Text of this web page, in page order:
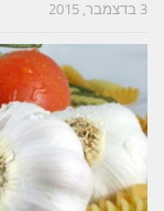
3 בדצמבר, 2015